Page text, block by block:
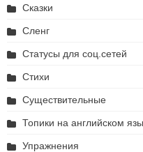
Сказки
Сленг
Статусы для соц.сетей
Стихи
Существительные
Топики на английском
Упражнения